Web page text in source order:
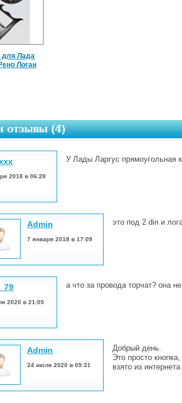
для Лада
Логан
отзывы (4)
2018 в 06:28
У Лады Ларгус прямоугольная
Admin
7 января 2018 в 17:09
это под 2 din и
2020 в 21:05
а что за провода торчат? она
Admin
24 июля 2020 в 09:31
Добрый день.
Это просто
взято из